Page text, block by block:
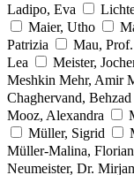
Ladipo, Eva
Maier, Utho
Patrizia
Mau,
Lea
Meister,
Meshkin Mehr, Amir
Chaghervand, Behzad
Mooz, Alexandra
Müller, Sigrid
Müller-Malina, Florian
Neumeister, Dr.